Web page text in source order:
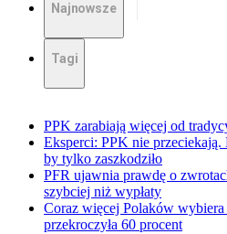
Najnowsze
Tagi
PPK zarabiają więcej od
Eksperci: PPK nie
by tylko zaszkodziło
PFR ujawnia prawdę o
szybciej niż wypłaty
Coraz więcej Polaków
przekroczyła 60 procent